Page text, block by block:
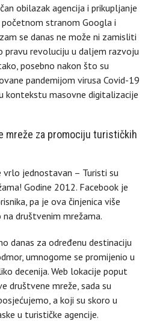
obilazak agencija i prikupljanje
stranom Googla i
se danas ne može ni zamisliti
pravu revoluciju u daljem razvoju
posebno nakon što su
pandemijom virusa Covid-19
kontekstu masovne digitalizacije
mreže za promociju turističkih
jednostavan – Turisti su
Godine 2012. Facebook je
pa je ova činjenica više
društvenim mrežama.
danas za određenu destinaciju
umnogome se promijenio u
decenija. Web lokacije poput
društvene mreže, sada su
a koji su skoro u
u turističke agencije.